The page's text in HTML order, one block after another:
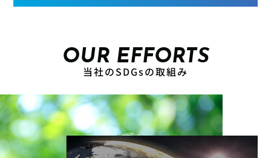
OUR EFFORTS
当社のSDGsの取組み